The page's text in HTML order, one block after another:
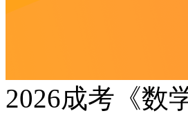
2026成考《数